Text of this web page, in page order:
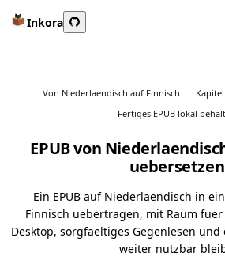
Inkora
Von Niederlaendisch auf Finnisch
Fertiges EPUB lokal
EPUB von
uebersetzen
Ein EPUB auf Niederlaendisch in
Finnisch uebertragen, mit Raum
Desktop, sorgfaeltiges Gegenlesen
weiter nutzbar